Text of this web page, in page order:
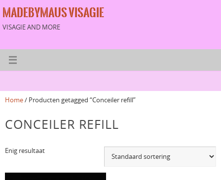
MADEBYMAUS VISAGIE
VISAGIE AND MORE
Home/ Producten getagged “Conceiler refill”
CONCEILER REFILL
Enig resultaat